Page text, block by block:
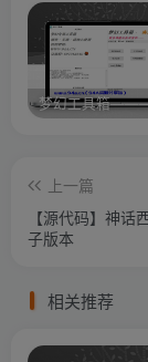
上一篇
【源代码】神话
子版本
相关推荐